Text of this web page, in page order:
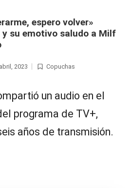
espero volver»
y su emotivo saludo a Milf
2023
Publicada
Copuchas
un audio en el
programa de TV+,
años de transmisión.